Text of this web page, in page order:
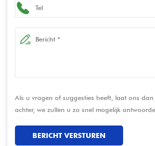
Als u vragen of suggesties heeft, laat ons
achter, we zullen u zo snel mogelijk
BERICHT VERSTUREN